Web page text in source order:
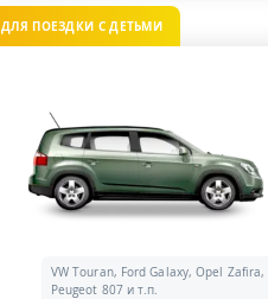
ДЛЯ ПОЕЗДКИ С ДЕТЬМИ
VW Touran, Ford Galaxy, Opel Zafira,
Peugeot 807 и т.п.